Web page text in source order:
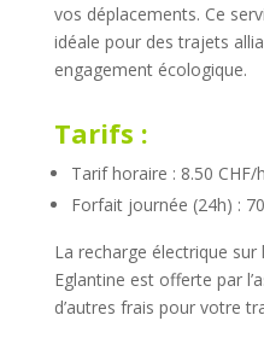
vos déplacements. Ce
idéale pour des trajets
engagement écologique.
Tarifs :
Tarif horaire : 8.50 CHF/
Forfait journée (24h) :
La recharge électrique
Eglantine est offerte par
d’autres frais pour votre